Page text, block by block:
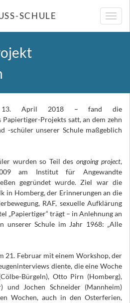
SCHULE
13. April 2018 – fand die
Projekts satt, an dem zehn
-schüler unserer Schule maßgeblich
wurden so Teil des ongoing project,
am Institut für Angewandte
gegründet wurde. Ziel war die
in Homberg, der Erinnerungen an die
RAF, sexuelle Aufklärung
„Papiertiger“ trägt – in Anlehnung an
unserer Schule im Jahr 1968: „Alle
21. Februar mit einem Workshop, der
diente, die eine Woche
Bürgeln), Otto Pirn (Homberg),
und Jochen Schneider (Mannheim)
Wochen, auch in den Osterferien,